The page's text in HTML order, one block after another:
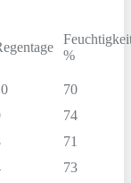
%
70
74
71
73